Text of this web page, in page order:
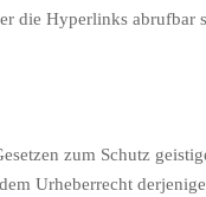
die Hyperlinks abrufbar
zum Schutz
Urheberrecht